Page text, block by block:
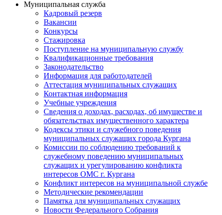
Муниципальная служба
Кадровый резерв
Вакансии
Конкурсы
Стажировка
Поступление на муниципальную службу
Квалификационные требования
Законодательство
Информация для работодателей
Аттестация муниципальных служащих
Контактная информация
Учебные учреждения
Сведения о доходах, расходах, об имуществе и
обязательствах имущественного характера
Кодексы этики и служебного поведения
муниципальных служащих города Кургана
Комиссии по соблюдению требований к
служебному поведению муниципальных
служащих и урегулированию конфликта
интересов ОМС г. Кургана
Конфликт интересов на муниципальной службе
Методические рекомендации
Памятка для муниципальных служащих
Новости Федерального Cобрания